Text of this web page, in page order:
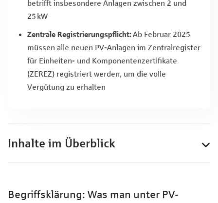
betrifft insbesondere Anlagen zwischen 2 und
25 kW
Zentrale Registrierungspflicht:Ab Februar 2025
müssen alle neuen PV-Anlagen im Zentralregister
für Einheiten- und Komponentenzertifikate
(ZEREZ) registriert werden, um die volle
Vergütung zu erhalten
Inhalte im Überblick
Begriffsklärung: Was man unter PV-